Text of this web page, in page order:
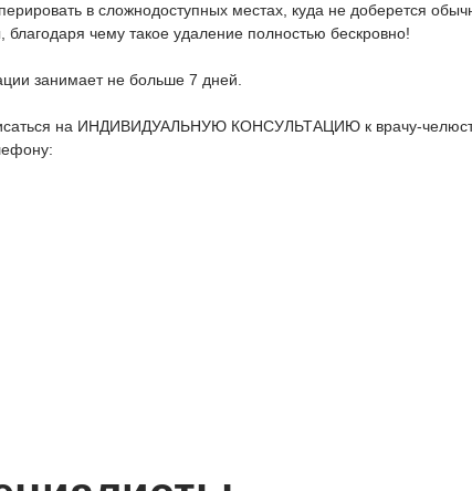
в сложнодоступных местах, куда не доберется
благодаря чему такое удаление полностью бескровно!
занимает не больше 7 дней.
на ИНДИВИДУАЛЬНУЮ КОНСУЛЬТАЦИЮ к врачу-